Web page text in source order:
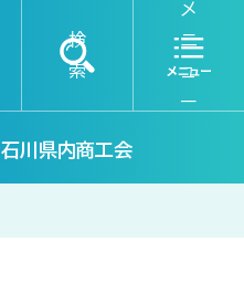
検
索
メ
ニ
ュ
ー
石川県内商工会